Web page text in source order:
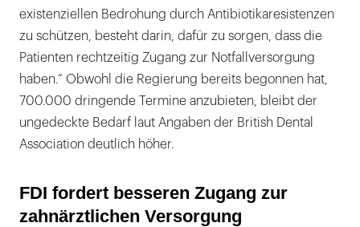
existenziellen Bedrohung durch Antibiotikaresistenzen
zu schützen, besteht darin, dafür zu sorgen, dass die
Patienten rechtzeitig Zugang zur Notfallversorgung
haben.“ Obwohl die Regierung bereits begonnen hat,
700.000 dringende Termine anzubieten, bleibt der
ungedeckte Bedarf laut Angaben der British Dental
Association deutlich höher.
FDI fordert besseren Zugang zur
zahnärztlichen Versorgung